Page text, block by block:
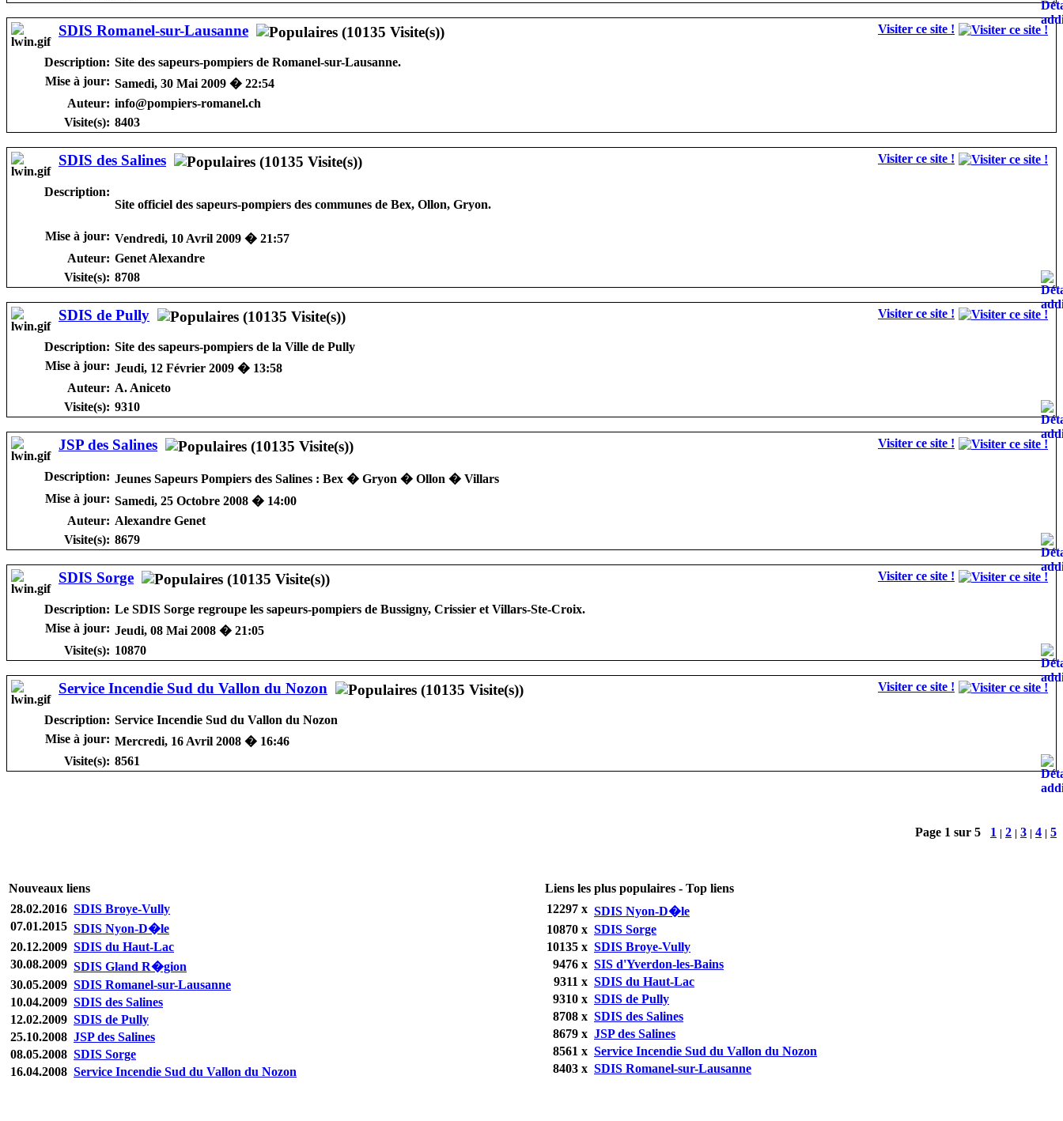
SDIS Romanel-sur-Lausanne Visiter ce site !
Description: Site des sapeurs-pompiers de Romanel-sur-Lausanne.
Mise à jour: Samedi, 30 Mai 2009 � 22:54
Auteur: info@pompiers-romanel.ch
Visite(s): 8403
SDIS des Salines Visiter ce site !
Description:
Site officiel des sapeurs-pompiers des communes de Bex, Ollon, Gryon.
Mise à jour: Vendredi, 10 Avril 2009 � 21:57
Auteur: Genet Alexandre
Visite(s): 8708
SDIS de Pully Visiter ce site !
Description: Site des sapeurs-pompiers de la Ville de Pully
Mise à jour: Jeudi, 12 Février 2009 � 13:58
Auteur: A. Aniceto
Visite(s): 9310
JSP des Salines Visiter ce site !
Description: Jeunes Sapeurs Pompiers des Salines : Bex � Gryon � Ollon � Villars
Mise à jour: Samedi, 25 Octobre 2008 � 14:00
Auteur: Alexandre Genet
Visite(s): 8679
SDIS Sorge Visiter ce site !
Description: Le SDIS Sorge regroupe les sapeurs-pompiers de Bussigny, Crissier et Villars-Ste-Croix.
Mise à jour: Jeudi, 08 Mai 2008 � 21:05
Visite(s): 10870
Service Incendie Sud du Vallon du Nozon Visiter ce site !
Description: Service Incendie Sud du Vallon du Nozon
Mise à jour: Mercredi, 16 Avril 2008 � 16:46
Visite(s): 8561
Page 1 sur 5 1 | 2 | 3 | 4 | 5
Nouveaux liens
Liens les plus populaires - Top liens
28.02.2016 SDIS Broye-Vully
07.01.2015 SDIS Nyon-D�le
20.12.2009 SDIS du Haut-Lac
30.08.2009 SDIS Gland R�gion
30.05.2009 SDIS Romanel-sur-Lausanne
10.04.2009 SDIS des Salines
12.02.2009 SDIS de Pully
25.10.2008 JSP des Salines
08.05.2008 SDIS Sorge
16.04.2008 Service Incendie Sud du Vallon du Nozon
12297 x SDIS Nyon-D�le
10870 x SDIS Sorge
10135 x SDIS Broye-Vully
9476 x SIS d'Yverdon-les-Bains
9311 x SDIS du Haut-Lac
9310 x SDIS de Pully
8708 x SDIS des Salines
8679 x JSP des Salines
8561 x Service Incendie Sud du Vallon du Nozon
8403 x SDIS Romanel-sur-Lausanne